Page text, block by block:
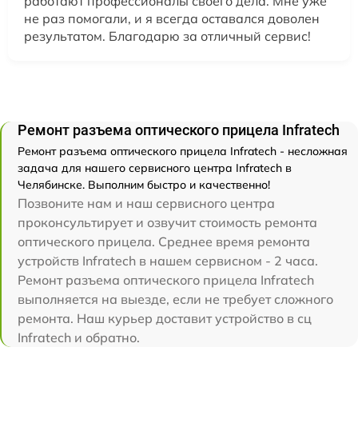
не раз помогали, и я всегда оставался доволен
результатом. Благодарю за отличный сервис!
Ремонт разъема оптического прицела Infratech
Ремонт разъема оптического прицела Infratech - несложная
задача для нашего сервисного центра Infratech в
Челябинске. Выполним быстро и качественно!
Позвоните нам и наш сервисного центра
проконсультирует и озвучит стоимость ремонта
оптического прицела. Среднее время ремонта
устройств Infratech в нашем сервисном - 2 часа.
Ремонт разъема оптического прицела Infratech
выполняется на выезде, если не требует сложного
ремонта. Наш курьер доставит устройство в сц
Infratech и обратно.